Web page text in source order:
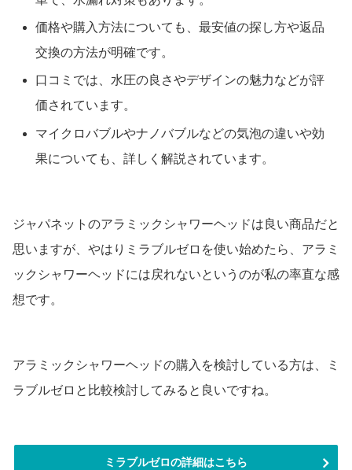
価格や購入方法についても、最安値の探し方や返品
交換の方法が明確です。
口コミでは、水圧の良さやデザインの魅力などが評
価されています。
マイクロバブルやナノバブルなどの気泡の違いや効
果についても、詳しく解説されています。
ジャパネットのアラミックシャワーヘッドは良い商品だと
思いますが、やはりミラブルゼロを使い始めたら、アラミ
ックシャワーヘッドには戻れないというのが私の率直な感
想です。
アラミックシャワーヘッドの購入を検討している方は、ミ
ラブルゼロと比較検討してみると良いですね。
ミラブルゼロの詳細はこちら